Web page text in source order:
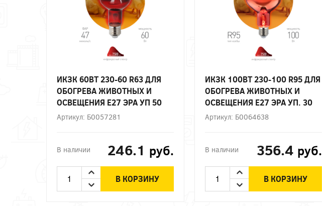
ИКЗК 60ВТ 230-60 R63 ДЛЯ
ОБОГРЕВА ЖИВОТНЫХ И
ОСВЕЩЕНИЯ Е27 ЭРА УП 50
Артикул: Б0057281
В наличии 246.1 руб.
В КОРЗИНУ
ИКЗК 100ВТ 230-100 R95 ДЛЯ
ОБОГРЕВА ЖИВОТНЫХ И
ОСВЕЩЕНИЯ Е27 ЭРА УП. 30
Артикул: Б0064638
В наличии 356.4 руб.
В КОРЗИНУ